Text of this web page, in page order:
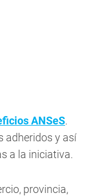
ANSeS.
adheridos y así
a la iniciativa.
provincia,